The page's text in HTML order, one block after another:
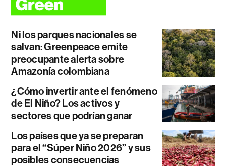
Ni los parques nacionales se
salvan: Greenpeace emite
preocupante alerta sobre
Amazonía colombiana
¿Cómo invertir ante el fenómeno
de El Niño? Los activos y
sectores que podrían ganar
Los países que ya se preparan
para el “Súper Niño 2026” y sus
posibles consecuencias